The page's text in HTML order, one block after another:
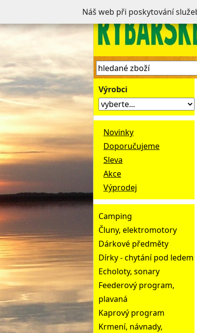
Výrobci
Novinky
Doporučujeme
Sleva
Akce
Výprodej
Camping
Čluny, elektromotory
Dárkové předměty
Dírky - chytání pod ledem
Echoloty, sonary
Feederový program,
plavaná
Kaprový program
Krmení, návnady,
Náš web při poskytování